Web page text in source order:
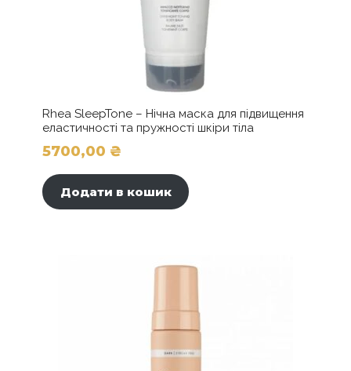
Rhea SleepTone – Нічна маска для підвищення
еластичності та пружності шкіри тіла
5700,00 ₴
Додати в кошик